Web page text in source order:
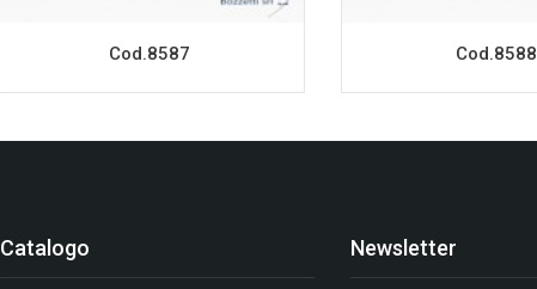
Cod.8587 Cod.8588
Catalogo Newsletter